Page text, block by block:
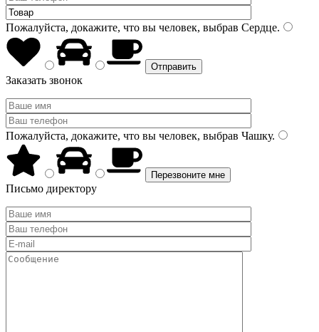
Пожалуйста, докажите, что вы человек, выбрав Сердце.
Заказать звонок
Пожалуйста, докажите, что вы человек, выбрав Чашку.
Письмо директору